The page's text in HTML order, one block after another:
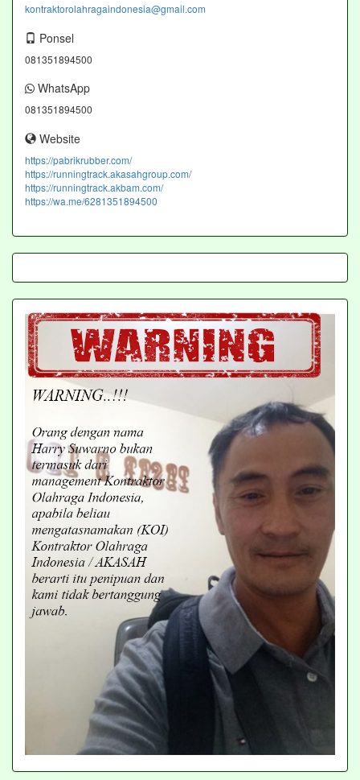
kontraktorolahragaindonesia@gmail.com
Ponsel
081351894500
WhatsApp
081351894500
Website
https://pabrikrubber.com/
https://runningtrack.akasahgroup.com/
https://runningtrack.akbam.com/
https://wa.me/6281351894500